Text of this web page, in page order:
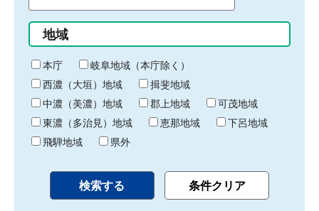
始
り
間
終
わ
り
地域
本庁
岐阜地域（本庁除く）
西濃（大垣）地域
揖斐地域
中濃（美濃）地域
郡上地域
可茂地域
東濃（多治見）地域
恵那地域
下呂地域
飛騨地域
県外